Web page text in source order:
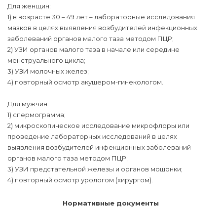
Для женщин:
1) в возрасте 30 – 49 лет – лабораторные исследования
мазков в целях выявления возбудителей инфекционных
заболеваний органов малого таза методом ПЦР;
2) УЗИ органов малого таза в начале или середине
менструального цикла;
3) УЗИ молочных желез;
4) повторный осмотр акушером-гинекологом.
Для мужчин:
1) спермограмма;
2) микроскопическое исследование микрофлоры или
проведение лабораторных исследований в целях
выявления возбудителей инфекционных заболеваний
органов малого таза методом ПЦР;
3) УЗИ предстательной железы и органов мошонки;
4) повторный осмотр урологом (хирургом).
Нормативные документы